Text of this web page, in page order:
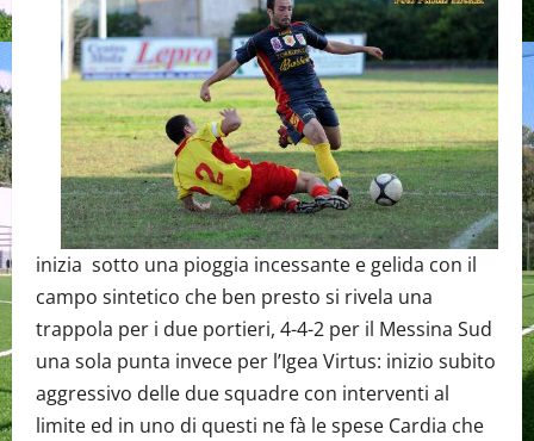
inizia sotto una pioggia incessante e gelida con il
campo sintetico che ben presto si rivela una
trappola per i due portieri, 4-4-2 per il Messina Sud
una sola punta invece per l’Igea Virtus: inizio subito
aggressivo delle due squadre con interventi al
limite ed in uno di questi ne fà le spese Cardia che